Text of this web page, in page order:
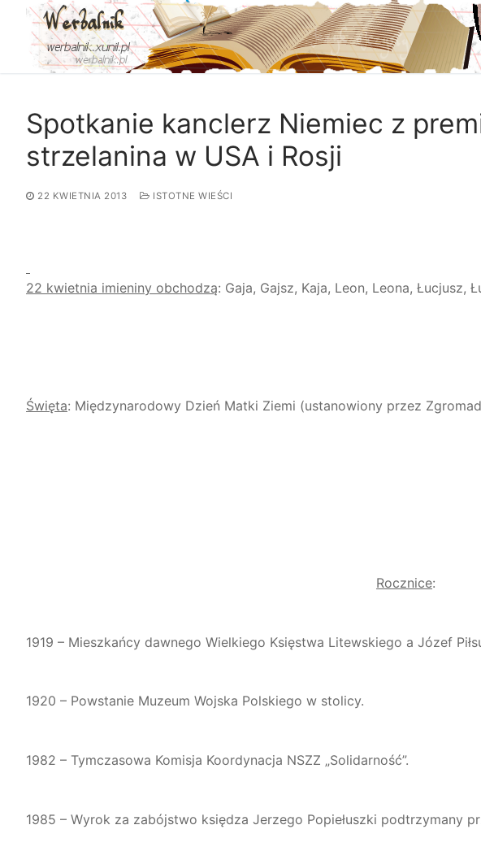
Przejdź
treści
Spotkanie kanclerz Niemiec z
strzelanina w USA i Rosji
22 KWIETNIA 2013 ISTOTNE WIEŚCI
22 kwietnia imieniny obchodzą: Gaja, Gajsz, Kaja, Leon, Leona, Łucjusz,
Święta: Międzynarodowy Dzień Matki Ziemi (ustanowiony przez
Rocznice:
1919 – Mieszkańcy dawnego Wielkiego Księstwa Litewskiego a Józef
1920 – Powstanie Muzeum Wojska Polskiego w stolicy.
1982 – Tymczasowa Komisja Koordynacja NSZZ „Solidarność”.
1985 – Wyrok za zabójstwo księdza Jerzego Popiełuszki podtrzymany